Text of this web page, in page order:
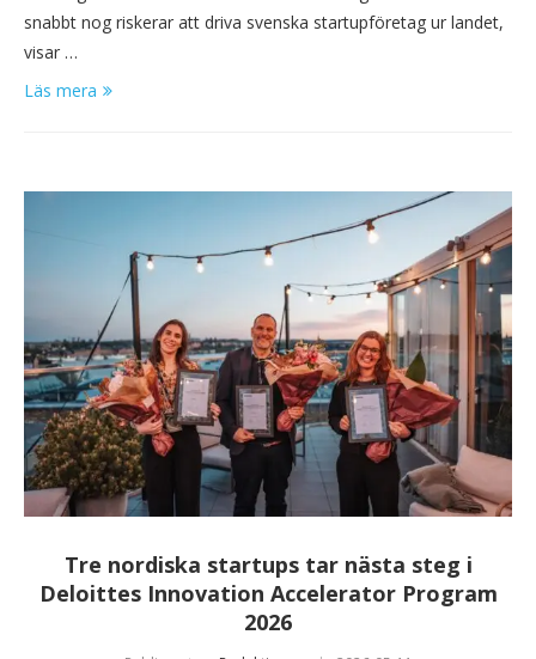
snabbt nog riskerar att driva svenska startupföretag ur landet,
visar …
Läs mera
Tre nordiska startups tar nästa steg i
Deloittes Innovation Accelerator Program
2026